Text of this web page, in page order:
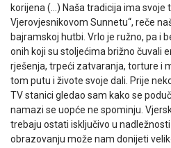
korijena (…) Naša tradicija ima svoje
Vjerovjesnikovom Sunnetu“, reče
bajramskoj hutbi. Vrlo je ružno, pa i
onih koji su stoljećima brižno čuvali
rješenja, trpeći zatvaranja, torture i
tom putu i živote svoje dali. Prije
TV stanici gledao sam kako se
namazi se uopće ne spominju.
trebaju ostati isključivo u
obrazovanju može nam donijeti